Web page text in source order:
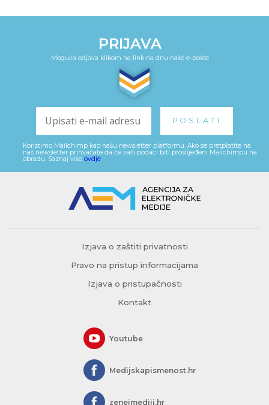
PRIJAVA
Moguća odjava klikom na link na dnu naše e-pošte
Koristimo Mailchimp kao našu newsletter platformu. Ako se pretplatite na
naš newsletter prihvaćate da će vaši podaci biti proslijeđeni Mailchimpu na
obradu. Saznaj više ovdje
Izjava o zaštiti privatnosti
Pravo na pristup informacijama
Izjava o pristupačnosti
Kontakt
Youtube
Medijskapismenost.hr
zeneimediji.hr